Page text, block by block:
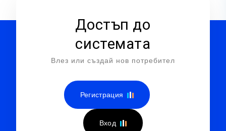
Достъп до
системата
Влез или създай нов потребител
Регистрация
Вход